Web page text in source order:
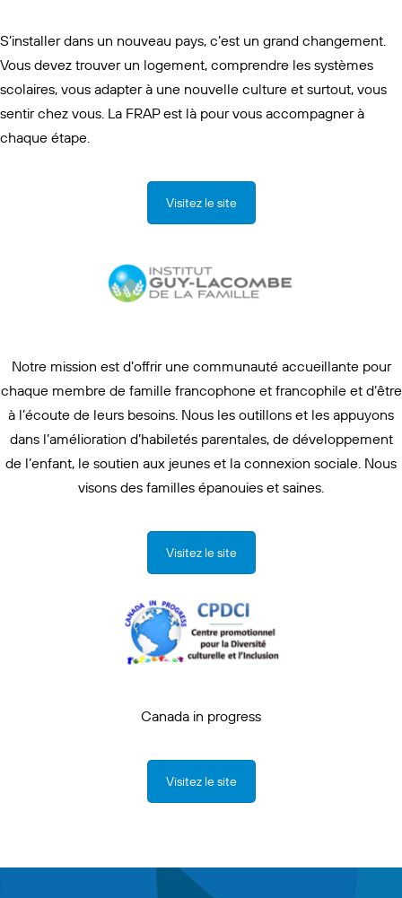
S’installer dans un nouveau pays, c’est un grand changement.
Vous devez trouver un logement, comprendre les systèmes
scolaires, vous adapter à une nouvelle culture et surtout, vous
sentir chez vous. La FRAP est là pour vous accompagner à
chaque étape.
Visitez le site
Notre mission est d’offrir une communauté accueillante pour
chaque membre de famille francophone et francophile et d’être
à l’écoute de leurs besoins. Nous les outillons et les appuyons
dans l’amélioration d’habiletés parentales, de développement
de l’enfant, le soutien aux jeunes et la connexion sociale. Nous
visons des familles épanouies et saines.
Visitez le site
Canada in progress
Visitez le site